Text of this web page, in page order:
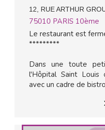
12, RUE ARTHUR
75010 PARIS 10ème
Le restaurant est
*********
Dans une toute
l'Hôpital Saint Louis
avec un cadre de